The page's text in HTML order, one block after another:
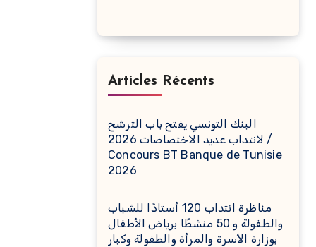
Articles Récents
البنك التونسي يفتح باب الترشح
لانتداب عديد الاختصاصات 2026 /
Concours BT Banque de Tunisie
2026
مناظرة انتداب 120 أستاذًا للشباب
والطفولة و 50 منشطًا برياض الأطفال
بوزارة الأسرة والمرأة والطفولة وكبار